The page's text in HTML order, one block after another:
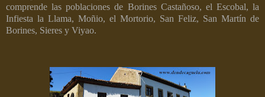
comprende las poblaciones de Borines Castañoso, el Escobal, la
Infiesta la Llama, Moñio, el Mortorio, San Feliz, San Martín de
Borines, Sieres y Viyao.